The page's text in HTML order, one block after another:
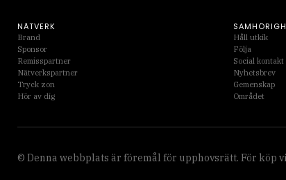
© Denna webbplats är föremål för upphovsrätt. För köp
NÄTVERK
Brand
Sponsor
Remisspartner
Nätverkspartner
Tryck zon
Hör av dig
Håll utkik
Följa
Social kontakt
Nyhetsbrev
Gemenskap
Området